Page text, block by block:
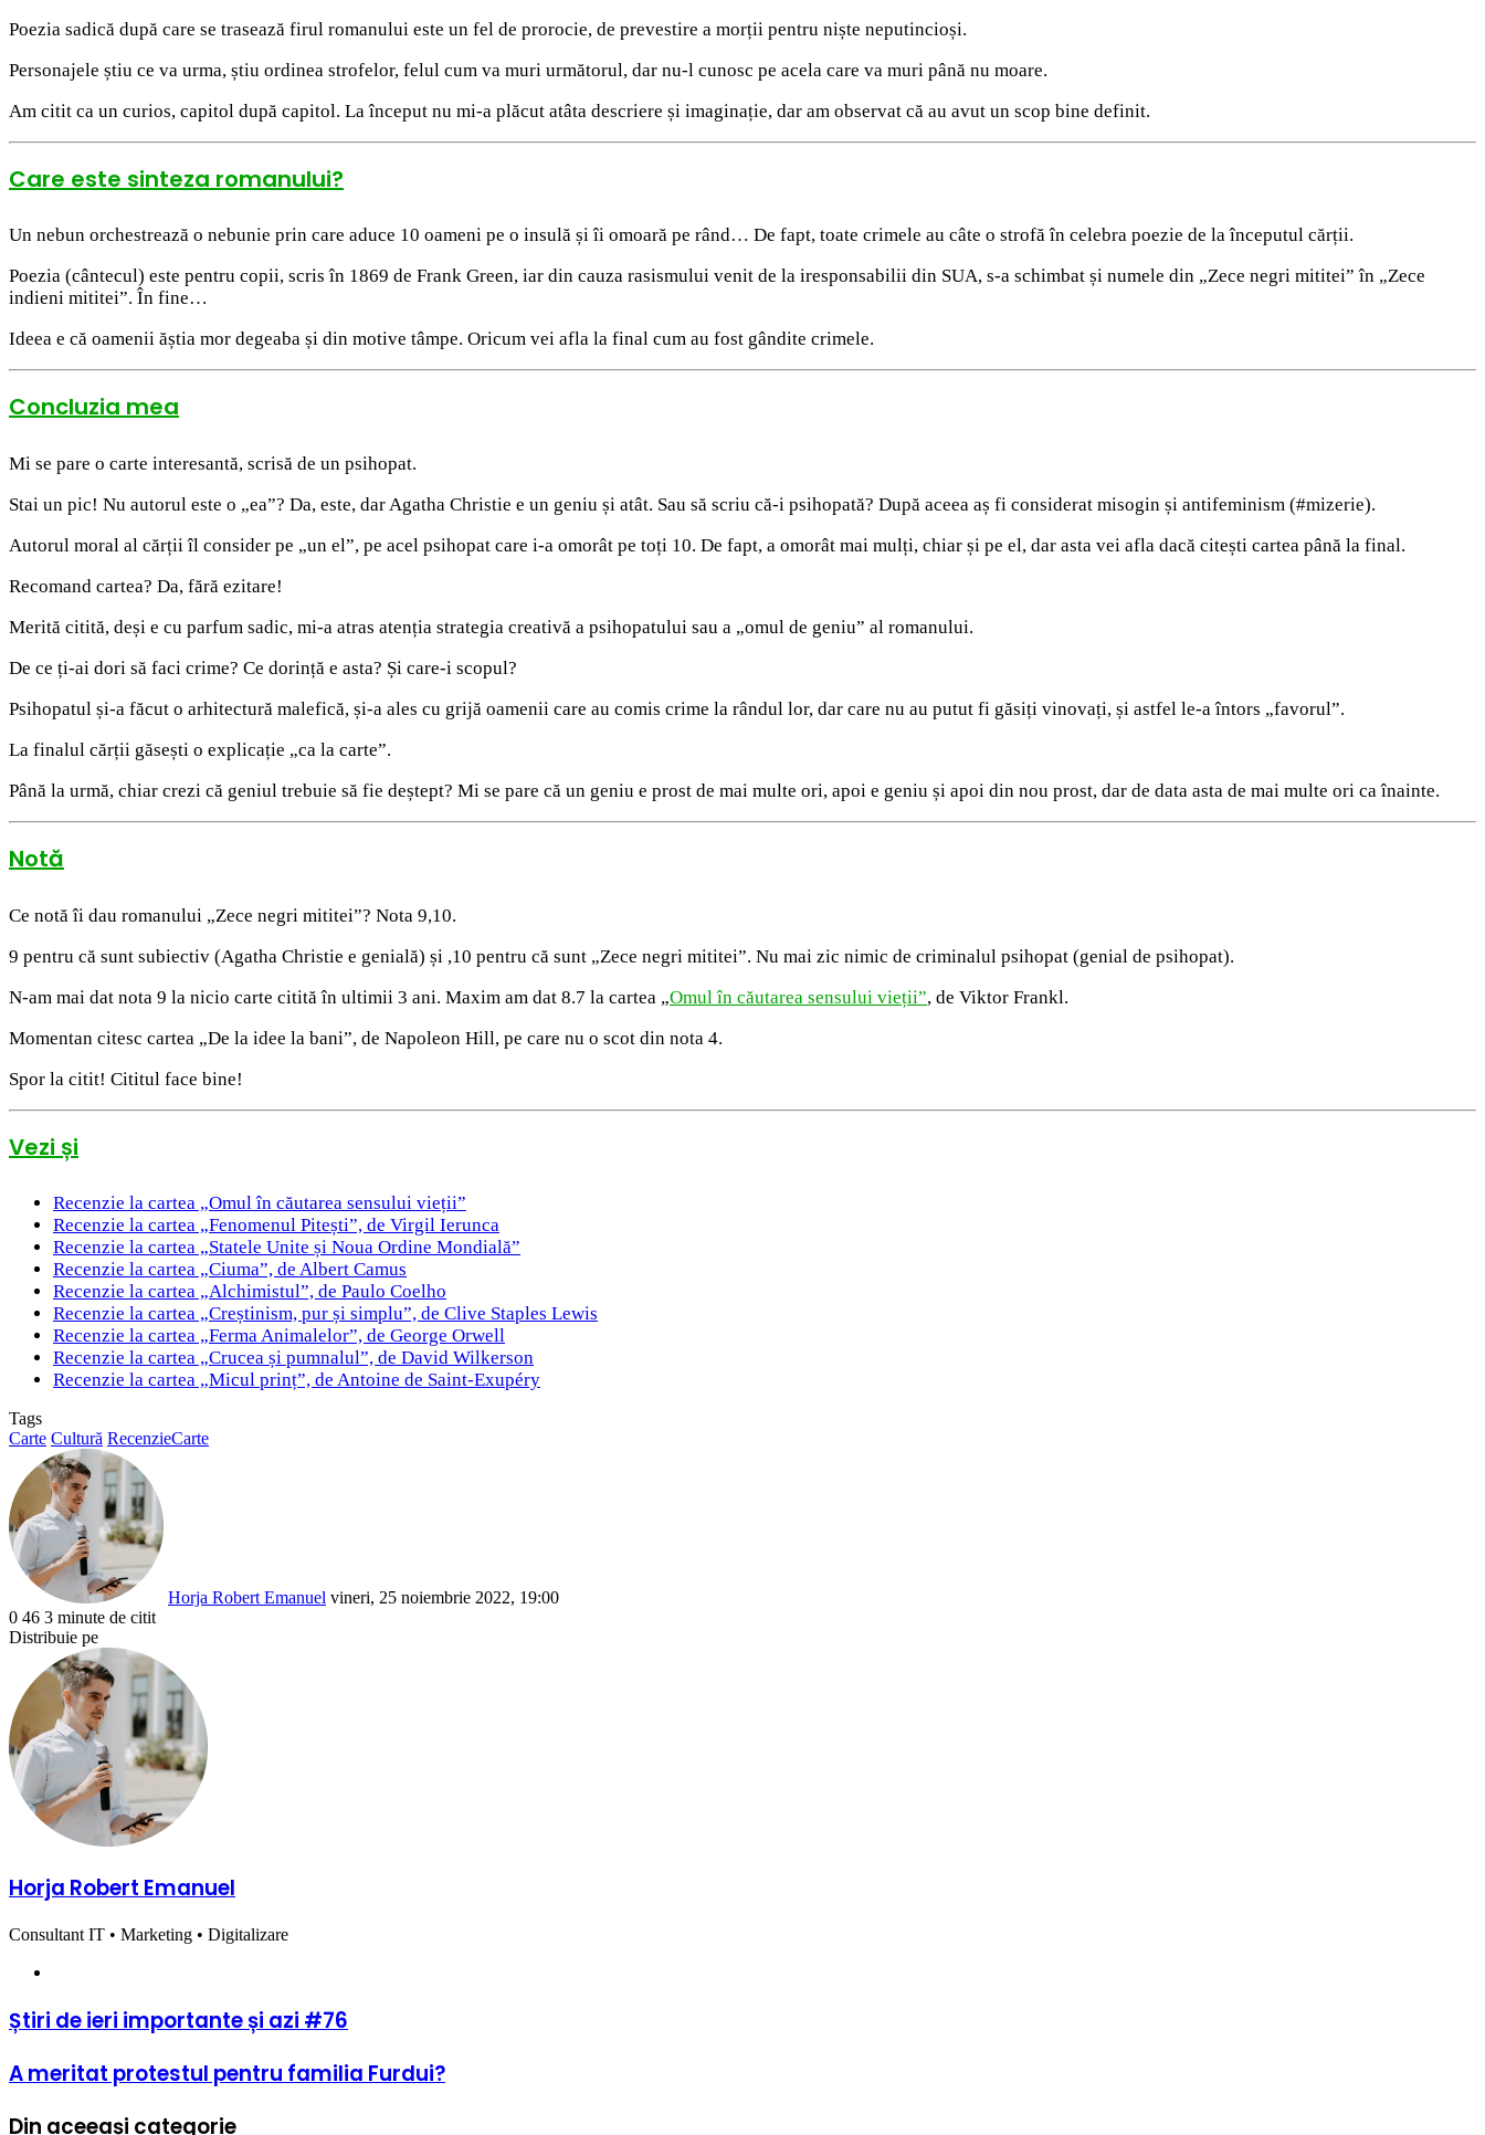
Poezia sadică după care se trasează firul romanului este un fel de prorocie, de prevestire a morții pentru niște neputincioși.
Personajele știu ce va urma, știu ordinea strofelor, felul cum va muri următorul, dar nu-l cunosc pe acela care va muri până nu moare.
Am citit ca un curios, capitol după capitol. La început nu mi-a plăcut atâta descriere și imaginație, dar am observat că au avut un scop bine definit.
Care este sinteza romanului?
Un nebun orchestrează o nebunie prin care aduce 10 oameni pe o insulă și îi omoară pe rând… De fapt, toate crimele au câte o strofă în celebra poezie de la începutul cărții.
Poezia (cântecul) este pentru copii, scris în 1869 de Frank Green, iar din cauza rasismului venit de la iresponsabilii din SUA, s-a schimbat și numele din „Zece negri mititei” în „Zece
indieni mititei”. În fine…
Ideea e că oamenii ăștia mor degeaba și din motive tâmpe. Oricum vei afla la final cum au fost gândite crimele.
Concluzia mea
Mi se pare o carte interesantă, scrisă de un psihopat.
Stai un pic! Nu autorul este o „ea”? Da, este, dar Agatha Christie e un geniu și atât. Sau să scriu că-i psihopată? După aceea aș fi considerat misogin și antifeminism (#mizerie).
Autorul moral al cărții îl consider pe „un el”, pe acel psihopat care i-a omorât pe toți 10. De fapt, a omorât mai mulți, chiar și pe el, dar asta vei afla dacă citești cartea până la final.
Recomand cartea? Da, fără ezitare!
Merită citită, deși e cu parfum sadic, mi-a atras atenția strategia creativă a psihopatului sau a „omul de geniu” al romanului.
De ce ți-ai dori să faci crime? Ce dorință e asta? Și care-i scopul?
Psihopatul și-a făcut o arhitectură malefică, și-a ales cu grijă oamenii care au comis crime la rândul lor, dar care nu au putut fi găsiți vinovați, și astfel le-a întors „favorul”.
La finalul cărții găsești o explicație „ca la carte”.
Până la urmă, chiar crezi că geniul trebuie să fie deștept? Mi se pare că un geniu e prost de mai multe ori, apoi e geniu și apoi din nou prost, dar de data asta de mai multe ori ca înainte.
Notă
Ce notă îi dau romanului „Zece negri mititei”? Nota 9,10.
9 pentru că sunt subiectiv (Agatha Christie e genială) și ,10 pentru că sunt „Zece negri mititei”. Nu mai zic nimic de criminalul psihopat (genial de psihopat).
N-am mai dat nota 9 la nicio carte citită în ultimii 3 ani. Maxim am dat 8.7 la cartea „Omul în căutarea sensului vieții”, de Viktor Frankl.
Momentan citesc cartea „De la idee la bani”, de Napoleon Hill, pe care nu o scot din nota 4.
Spor la citit! Cititul face bine!
Vezi și
Recenzie la cartea „Omul în căutarea sensului vieții”
Recenzie la cartea „Fenomenul Pitești”, de Virgil Ierunca
Recenzie la cartea „Statele Unite și Noua Ordine Mondială”
Recenzie la cartea „Ciuma”, de Albert Camus
Recenzie la cartea „Alchimistul”, de Paulo Coelho
Recenzie la cartea „Creștinism, pur și simplu”, de Clive Staples Lewis
Recenzie la cartea „Ferma Animalelor”, de George Orwell
Recenzie la cartea „Crucea și pumnalul”, de David Wilkerson
Recenzie la cartea „Micul prinț”, de Antoine de Saint-Exupéry
Tags
Carte Cultură RecenzieCarte
Horja Robert Emanuel vineri, 25 noiembrie 2022, 19:00
0 46 3 minute de citit
Facebook
X
LinkedIn
Pinterest
Reddit
WhatsApp
Telegram
Share
Email
Distribuie pe
Facebook
LinkedIn
Pinterest
Email
Horja Robert Emanuel
Consultant IT • Marketing • Digitalizare
Știri
de
importante
Știri de ieri importante și azi #76
A
meritat
pentru
A meritat protestul pentru familia Furdui?
Din aceeași categorie